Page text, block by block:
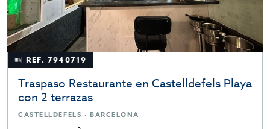
REF. 7940719
Traspaso Restaurante en Castelldefels Playa
con 2 terrazas
CASTELLDEFELS · BARCELONA